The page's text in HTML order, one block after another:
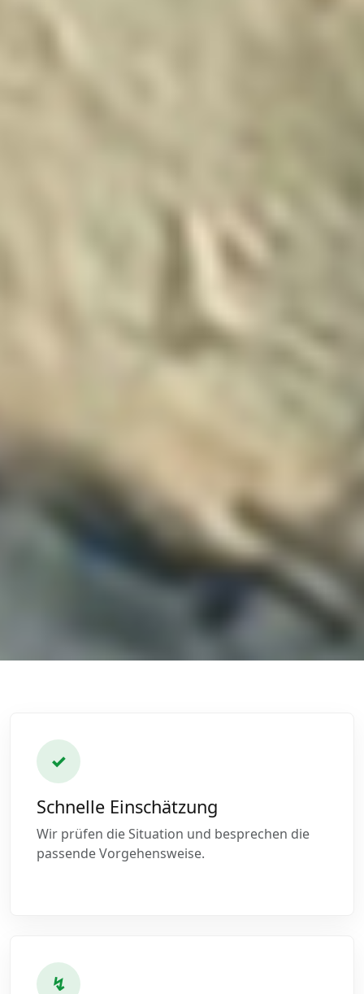
✓
Schnelle Einschätzung
Wir prüfen die Situation und besprechen die
passende Vorgehensweise.
↯